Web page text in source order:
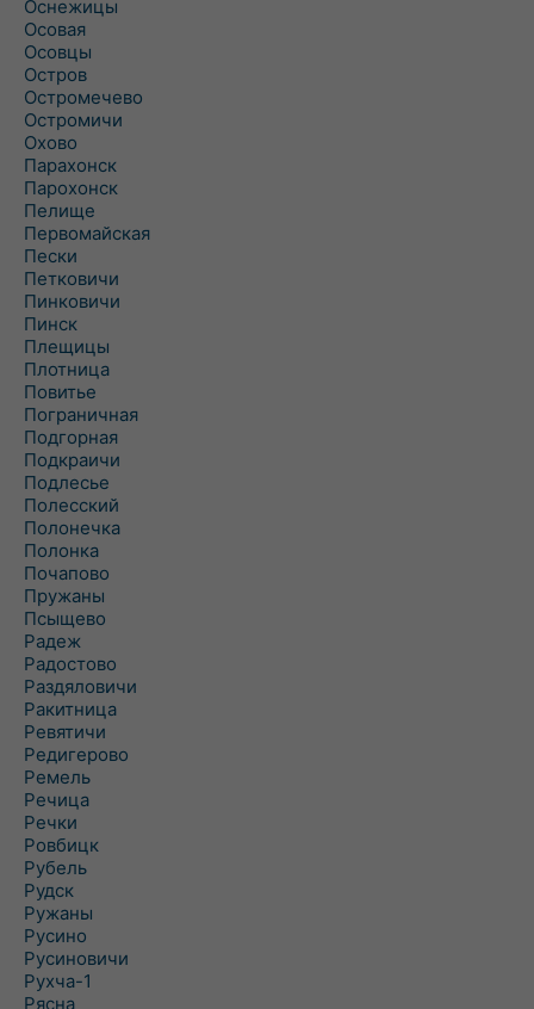
Оснежицы
Осовая
Осовцы
Остров
Остромечево
Остромичи
Охово
Парахонск
Парохонск
Пелище
Первомайская
Пески
Петковичи
Пинковичи
Пинск
Плещицы
Плотница
Повитье
Пограничная
Подгорная
Подкраичи
Подлесье
Полесский
Полонечка
Полонка
Почапово
Пружаны
Псыщево
Радеж
Радостово
Раздяловичи
Ракитница
Ревятичи
Редигерово
Ремель
Речица
Речки
Ровбицк
Рубель
Рудск
Ружаны
Русино
Русиновичи
Рухча-1
Рясна